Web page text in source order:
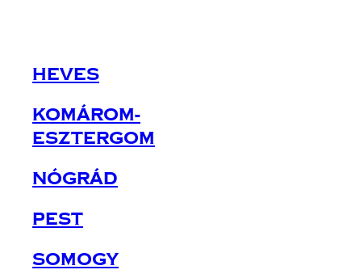
Heves
Komárom-
Esztergom
Nógrád
Pest
Somogy